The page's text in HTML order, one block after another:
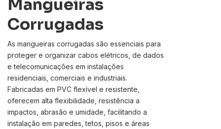
Mangueiras
Corrugadas
As mangueiras corrugadas são essenciais para
proteger e organizar cabos elétricos, de dados
e telecomunicações em instalações
residenciais, comerciais e industriais.
Fabricadas em PVC flexível e resistente,
oferecem alta flexibilidade, resistência a
impactos, abrasão e umidade, facilitando a
instalação em paredes, tetos, pisos e áreas